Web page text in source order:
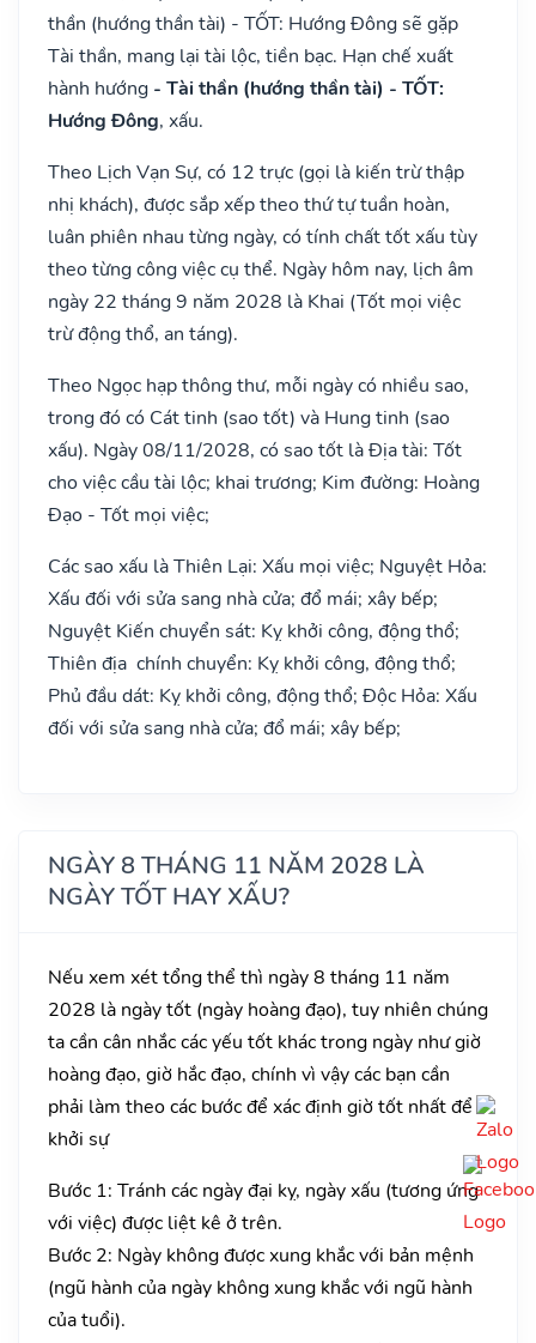
thần (hướng thần tài) - TỐT: Hướng Đông sẽ gặp
Tài thần, mang lại tài lộc, tiền bạc. Hạn chế xuất
hành hướng - Tài thần (hướng thần tài) - TỐT:
Hướng Đông, xấu.
Theo Lịch Vạn Sự, có 12 trực (gọi là kiến trừ thập
nhị khách), được sắp xếp theo thứ tự tuần hoàn,
luân phiên nhau từng ngày, có tính chất tốt xấu tùy
theo từng công việc cụ thể. Ngày hôm nay, lịch âm
ngày 22 tháng 9 năm 2028 là Khai (Tốt mọi việc
trừ động thổ, an táng).
Theo Ngọc hạp thông thư, mỗi ngày có nhiều sao,
trong đó có Cát tinh (sao tốt) và Hung tinh (sao
xấu). Ngày 08/11/2028, có sao tốt là Địa tài: Tốt
cho việc cầu tài lộc; khai trương; Kim đường: Hoàng
Đạo - Tốt mọi việc;
Các sao xấu là Thiên Lại: Xấu mọi việc; Nguyệt Hỏa:
Xấu đối với sửa sang nhà cửa; đổ mái; xây bếp;
Nguyệt Kiến chuyển sát: Kỵ khởi công, động thổ;
Thiên địa chính chuyển: Kỵ khởi công, động thổ;
Phủ đầu dát: Kỵ khởi công, động thổ; Độc Hỏa: Xấu
đối với sửa sang nhà cửa; đổ mái; xây bếp;
NGÀY 8 THÁNG 11 NĂM 2028 LÀ
NGÀY TỐT HAY XẤU?
Nếu xem xét tổng thể thì ngày 8 tháng 11 năm
2028 là ngày tốt (ngày hoàng đạo), tuy nhiên chúng
ta cần cân nhắc các yếu tốt khác trong ngày như giờ
hoàng đạo, giờ hắc đạo, chính vì vậy các bạn cần
phải làm theo các bước để xác định giờ tốt nhất để
khởi sự
Bước 1: Tránh các ngày đại kỵ, ngày xấu (tương ứng
với việc) được liệt kê ở trên.
Bước 2: Ngày không được xung khắc với bản mệnh
(ngũ hành của ngày không xung khắc với ngũ hành
của tuổi).